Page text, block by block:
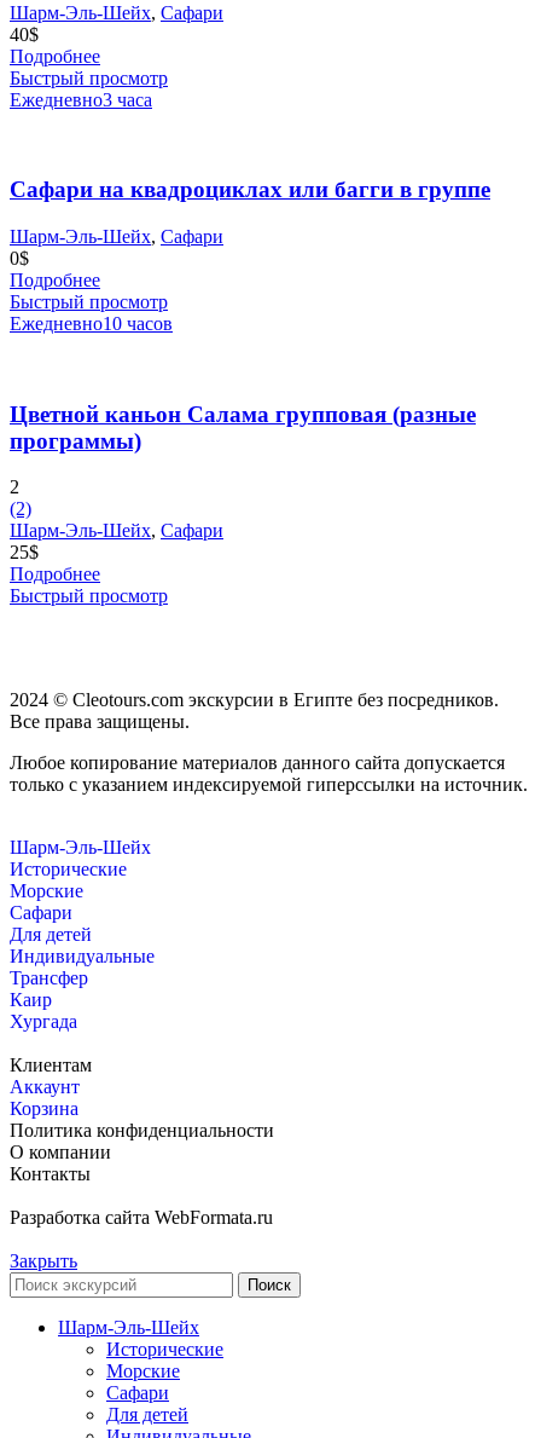
Шарм-Эль-Шейх, Сафари
40$
Подробнее
Быстрый просмотр
Ежедневно3 часа
Сафари на квадроциклах или багги в группе
Шарм-Эль-Шейх, Сафари
0$
Подробнее
Быстрый просмотр
Ежедневно10 часов
Цветной каньон Салама групповая (разные
программы)
2
(2)
Шарм-Эль-Шейх, Сафари
25$
Подробнее
Быстрый просмотр
2024 © Cleotours.com экскурсии в Египте без посредников.
Все права защищены.
Любое копирование материалов данного сайта допускается
только с указанием индексируемой гиперссылки на источник.
Шарм-Эль-Шейх
Исторические
Морские
Сафари
Для детей
Индивидуальные
Трансфер
Каир
Хургада
Клиентам
Аккаунт
Корзина
Политика конфиденциальности
О компании
Контакты
Разработка сайта WebFormata.ru
Закрыть
Поиск
Шарм-Эль-Шейх
Исторические
Морские
Сафари
Для детей